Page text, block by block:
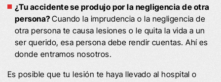
¿Tu accidente se produjo por la negligencia de otra
persona?Cuando la imprudencia o la negligencia de
otra persona te causa lesiones o le quita la vida a un
ser querido, esa persona debe rendir cuentas. Ahí es
donde entramos nosotros.
Es posible que tu lesión te haya llevado al hospital o